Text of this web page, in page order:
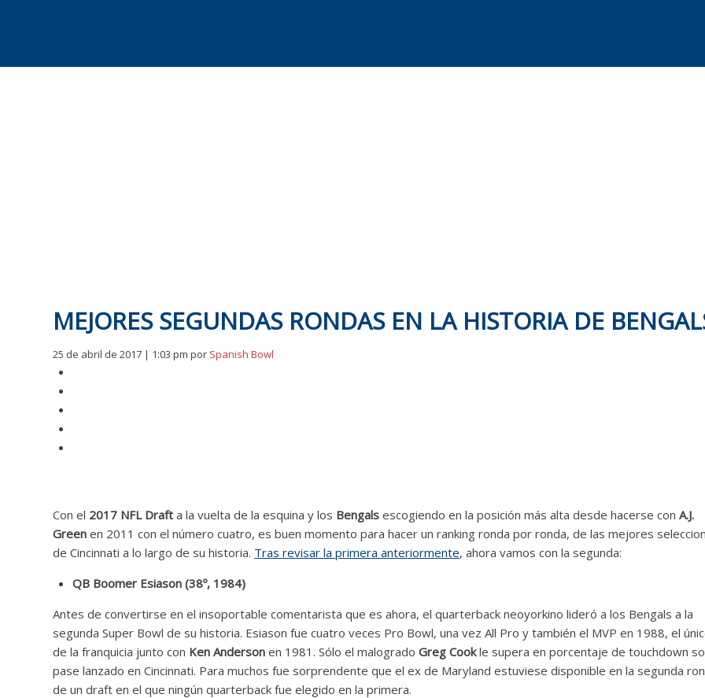
MEJORES SEGUNDAS RONDAS EN LA HISTORIA DE
25 de abril de 2017 | 1:03 pmpor Spanish Bowl
Con el 2017 NFL Draft a la vuelta de la esquina y los Bengals escogiendo en la posición más alta desde hacerse conA.J.
Green en 2011 con el número cuatro, es buen momento para hacer un ranking ronda por ronda, de las mejores
de Cincinnati a lo largo de su historia. Tras revisar la primera anteriormente, ahora vamos con la segunda:
QB Boomer Esiason (38º, 1984)
Antes de convertirse en el insoportable comentarista que es ahora, el quarterback neoyorkino lideró a los Bengals a la
segunda Super Bowl de su historia. Esiason fue cuatro veces Pro Bowl, una vez All Pro y también el MVP en 1988, el
de la franquicia junto con Ken Anderson en 1981. Sólo el malogradoGreg Cookle supera en porcentaje de touchdown
pase lanzado en Cincinnati. Para muchos fue sorprendente que el ex de Maryland estuviese disponible en la segunda
de un draft en el que ningún quarterback fue elegido en la primera.